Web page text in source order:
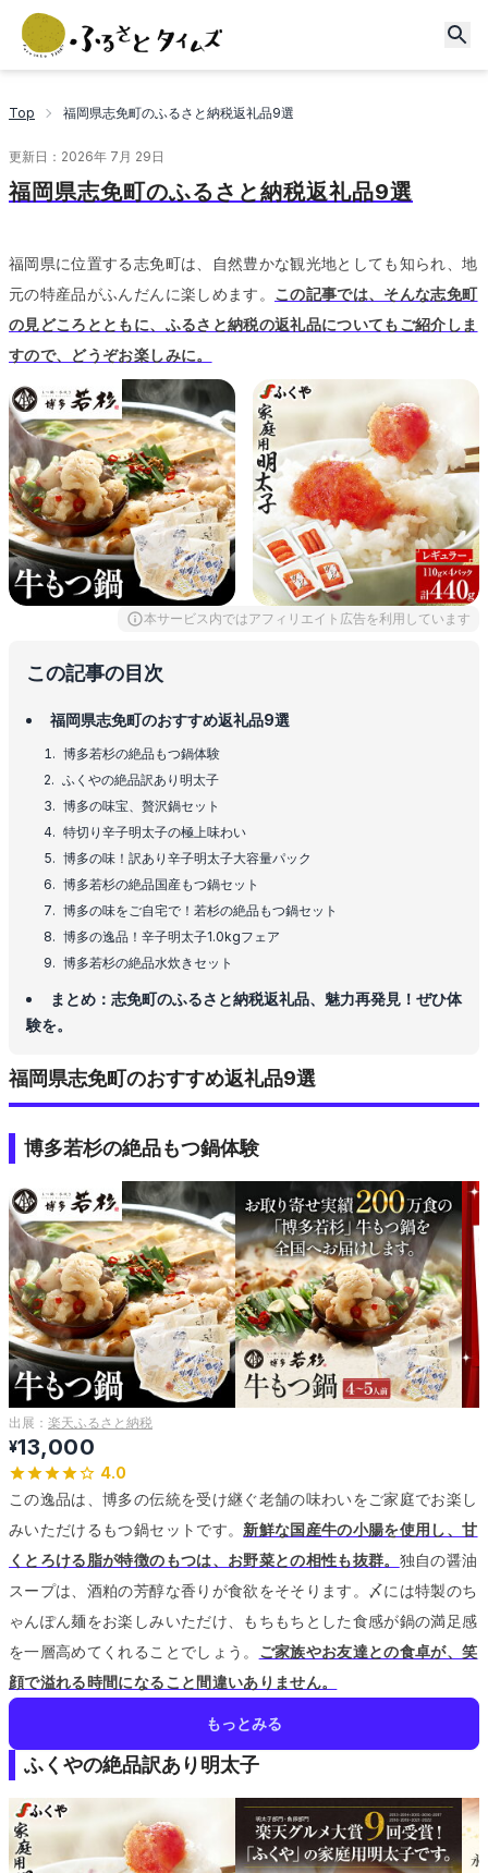
Top 福岡県志免町のふるさと納税返礼品9選
更新日： 2026年 7月 29日
福岡県志免町のふるさと納税返礼品9選
福岡県に位置する志免町は、自然豊かな観光地としても知られ、地
元の特産品がふんだんに楽しめます。 この記事では、そんな志免町
の見どころとともに、ふるさと納税の返礼品についてもご紹介しま
すので、どうぞお楽しみに。
本サービス内ではアフィリエイト広告を利用しています
この記事の目次
福岡県志免町のおすすめ返礼品9選
博多若杉の絶品もつ鍋体験
ふくやの絶品訳あり明太子
博多の味宝、贅沢鍋セット
特切り辛子明太子の極上味わい
博多の味！訳あり辛子明太子大容量パック
博多若杉の絶品国産もつ鍋セット
博多の味をご自宅で！若杉の絶品もつ鍋セット
博多の逸品！辛子明太子1.0kgフェア
博多若杉の絶品水炊きセット
まとめ：志免町のふるさと納税返礼品、魅力再発見！ぜひ体
験を。
福岡県志免町のおすすめ返礼品9選
博多若杉の絶品もつ鍋体験
出展： 楽天ふるさと納税
¥13,000
4.0
この逸品は、博多の伝統を受け継ぐ老舗の味わいをご家庭でお楽し
みいただけるもつ鍋セットです。 新鮮な国産牛の小腸を使用し、甘
くとろける脂が特徴のもつは、お野菜との相性も抜群。 独自の醤油
スープは、酒粕の芳醇な香りが食欲をそそります。 〆には特製のち
ゃんぽん麺をお楽しみいただけ、もちもちとした食感が鍋の満足感
を一層高めてくれることでしょう。 ご家族やお友達との食卓が、笑
顔で溢れる時間になること間違いありません。
もっとみる
ふくやの絶品訳あり明太子